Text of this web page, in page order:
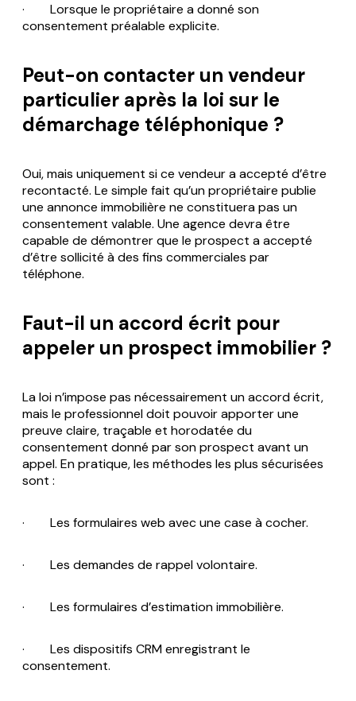
· Lorsque le propriétaire a donné son
consentement préalable explicite.
Peut-on contacter un vendeur
particulier après la loi sur le
démarchage téléphonique ?
Oui, mais uniquement si ce vendeur a accepté d’être
recontacté. Le simple fait qu’un propriétaire publie
une annonce immobilière ne constituera pas un
consentement valable. Une agence devra être
capable de démontrer que le prospect a accepté
d’être sollicité à des fins commerciales par
téléphone.
Faut-il un accord écrit pour
appeler un prospect immobilier ?
La loi n’impose pas nécessairement un accord écrit,
mais le professionnel doit pouvoir apporter une
preuve claire, traçable et horodatée du
consentement donné par son prospect avant un
appel. En pratique, les méthodes les plus sécurisées
sont :
· Les formulaires web avec une case à cocher.
· Les demandes de rappel volontaire.
· Les formulaires d’estimation immobilière.
· Les dispositifs CRM enregistrant le
consentement.